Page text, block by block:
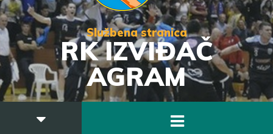
Službena stranica
RK IZVIĐAČ
AGRAM